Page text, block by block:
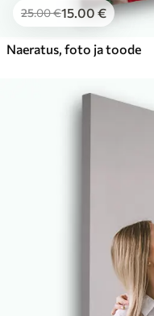
25.00€15.00€
Naeratus, foto ja toode